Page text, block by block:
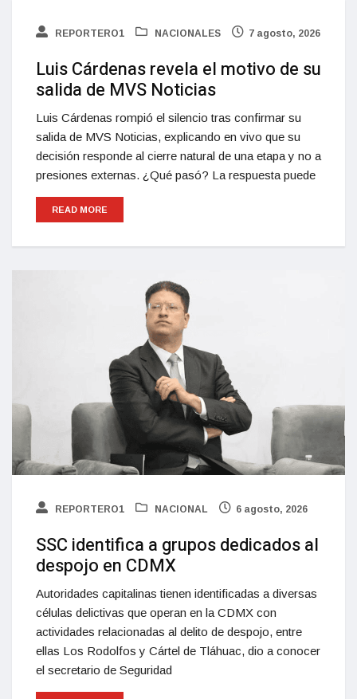
REPORTERO1 NACIONALES 7 agosto, 2026
Luis Cárdenas revela el motivo de su
salida de MVS Noticias
Luis Cárdenas rompió el silencio tras confirmar su
salida de MVS Noticias, explicando en vivo que su
decisión responde al cierre natural de una etapa y no a
presiones externas. ¿Qué pasó? La respuesta puede
READ MORE
REPORTERO1 NACIONAL 6 agosto, 2026
SSC identifica a grupos dedicados al
despojo en CDMX
Autoridades capitalinas tienen identificadas a diversas
células delictivas que operan en la CDMX con
actividades relacionadas al delito de despojo, entre
ellas Los Rodolfos y Cártel de Tláhuac, dio a conocer
el secretario de Seguridad